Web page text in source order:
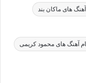
آهنگ های ماکان بند
آهنگ های محمود کریمی